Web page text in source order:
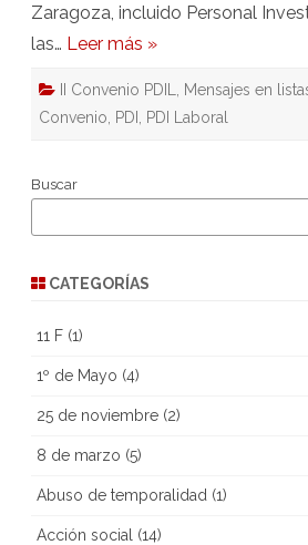
Zaragoza, incluido Personal
las… Leer más »
II Convenio PDIL
Mensajes en
Convenio
PDI PDI Laboral
Buscar
CATEGORÍAS
11 F (1)
1º de Mayo (4)
25 de noviembre (2)
8 de marzo (5)
Abuso de temporalidad (1)
Acción social (14)